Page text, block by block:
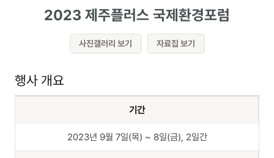
2023 제주플러스 국제환경포럼
사진갤러리 보기 자료집 보기
행사 개요
기간
2023년 9월 7일(목) ~ 8일(금), 2일간